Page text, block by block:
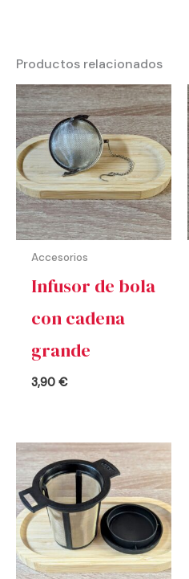
Productos relacionados
Accesorios
Infusor de bola
con cadena
grande
3,90€